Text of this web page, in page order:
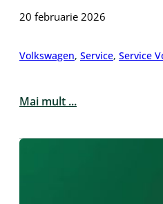
20 februarie 2026
Volkswagen, Service, Service
Mai mult ...